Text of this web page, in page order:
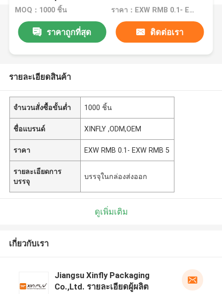
รับบรรจุเครื่องสําอาง
MOQ：1000 ชิ้น ราคา：EXW RMB 0.1- EXW RMB 5
ราคาถูกที่สุด ติดต่อเรา
รายละเอียดสินค้า
จำนวนสั่งซื้อขั้นต่ำ 1000 ชิ้น
ชื่อแบรนด์ XINFLY ,ODM,OEM
ราคา EXW RMB 0.1- EXW RMB 5
รายละเอียดการ
บรรจุ
บรรจุในกล่องส่งออก
ดูเพิ่มเติม
เกี่ยวกับเรา
Jiangsu Xinfly Packaging
Co.,Ltd. รายละเอียดผู้ผลิต